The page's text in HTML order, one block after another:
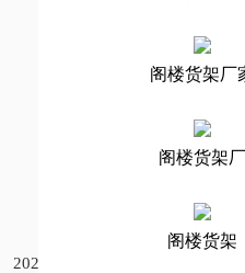
2023/2/17
阁楼货架厂
阁楼货架厂
阁楼货架